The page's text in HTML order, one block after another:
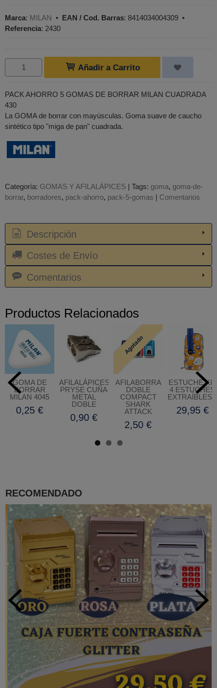
RECOMENDADO
Marca: MILAN • EAN / Cod. Barras: 8414034004309 •
Referencia: 2430
Añadir a Carrito
PACK AHORRO 5 GOMAS DE BORRAR MILAN CUADRADA
430
La GOMA de borrar con mayúsculas. Goma suave de caucho
sintético tipo "miga de pan" cuadrada.
Categoría: GOMAS Y AFILALÁPICES | Tags: goma goma-de-
borrar borradores pack-ahorro pack-5-gomas | Comentarios
Descripción
Costes de Envío
Comentarios
Productos Relacionados
GOMA DE
BORRAR
MILAN 4045
0,25 €
AFILALÁPICES
PRYSE CUÑA
METAL
DOBLE
0,90 €
Agotado
AFILABORRA
DOBLE
COMPACT
SHARK
ATTACK
2,50 €
ESTUCHE KIT
4 ESTUCHES
29,95 €